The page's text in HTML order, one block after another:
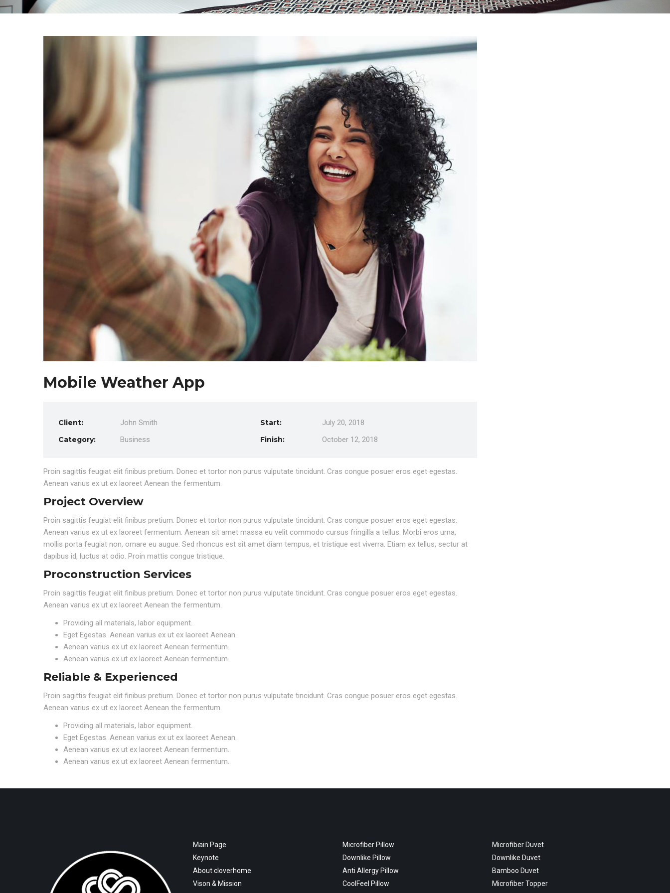
Mobile Weather App
Client: John Smith Start:
July 20, 2018
Category:
Business Finish: October 12, 2018
Proin sagittis feugiat elit finibus pretium. Donec et tortor non purus vulputate tincidunt. Cras congue posuer eros eget egestas.
Aenean varius ex ut ex laoreet Aenean the fermentum.
Project Overview
Proin sagittis feugiat elit finibus pretium. Donec et tortor non purus vulputate tincidunt. Cras congue posuer eros eget egestas.
Aenean varius ex ut ex laoreet fermentum. Aenean sit amet massa eu velit commodo cursus fringilla a tellus. Morbi eros urna,
mollis porta feugiat non, ornare eu augue. Sed rhoncus est sit amet diam tempus, et tristique est viverra. Etiam ex tellus, sectur at
dapibus id, luctus at odio. Proin mattis congue tristique.
Proconstruction Services
Proin sagittis feugiat elit finibus pretium. Donec et tortor non purus vulputate tincidunt. Cras congue posuer eros eget egestas.
Aenean varius ex ut ex laoreet Aenean the fermentum.
Providing all materials, labor equipment.
Eget Egestas. Aenean varius ex ut ex laoreet Aenean.
Aenean varius ex ut ex laoreet Aenean fermentum.
Aenean varius ex ut ex laoreet Aenean fermentum.
Reliable & Experienced
Proin sagittis feugiat elit finibus pretium. Donec et tortor non purus vulputate tincidunt. Cras congue posuer eros eget egestas.
Aenean varius ex ut ex laoreet Aenean the fermentum.
Providing all materials, labor equipment.
Eget Egestas. Aenean varius ex ut ex laoreet Aenean.
Aenean varius ex ut ex laoreet Aenean fermentum.
Aenean varius ex ut ex laoreet Aenean fermentum.
Main Page
Keynote
About cloverhome
Vison & Mission
Microfiber Pillow
Downlike Pillow
Anti Allergy Pillow
CoolFeel Pillow
Microfiber Duvet
Downlike Duvet
Bamboo Duvet
Microfiber Topper